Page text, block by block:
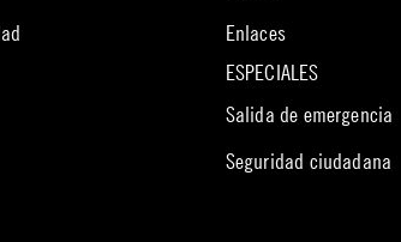
Enlaces
ESPECIALES
Salida de emergencia
Seguridad ciudadana